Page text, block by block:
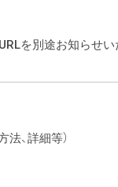
を別途お知らせい
、詳細等）